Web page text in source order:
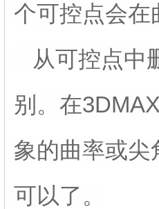
个可控点会在
从可控点中
别。在
象的曲率或尖
可以了。